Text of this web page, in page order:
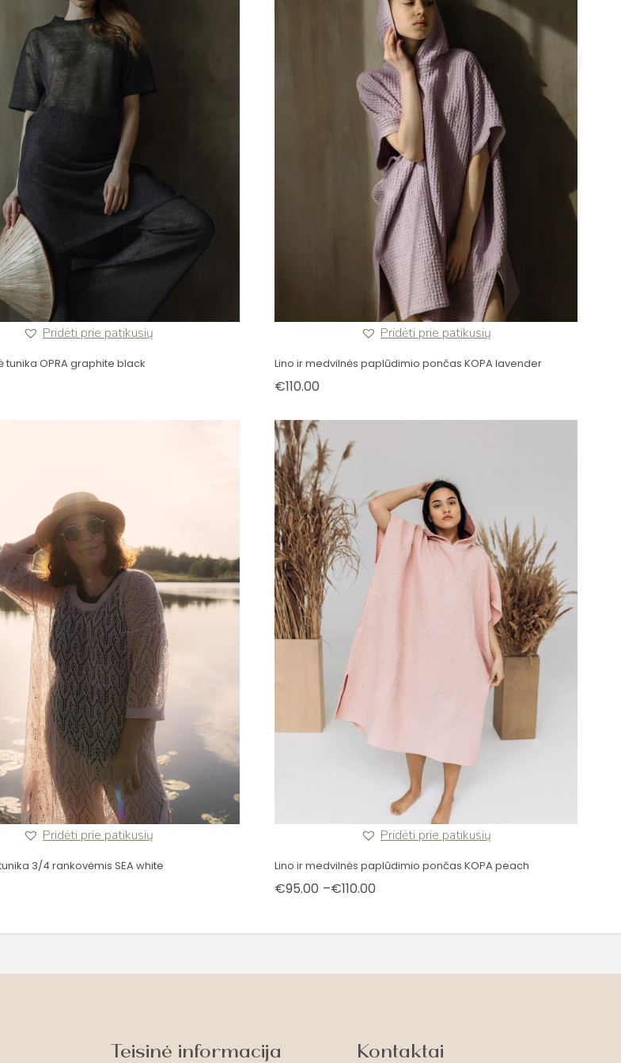
Pridėti prie patikusių
tunika OPRA graphite black
Pridėti prie patikusių
Lino ir medvilnės paplūdimio pončas KOPA lavender
€110.00
Pridėti prie patikusių
3/4 rankovėmis SEA white
Pridėti prie patikusių
Lino ir medvilnės paplūdimio pončas KOPA peach
€95.00 –€110.00
Price
€95.00
€110.00
Teisinė informacija Kontaktai